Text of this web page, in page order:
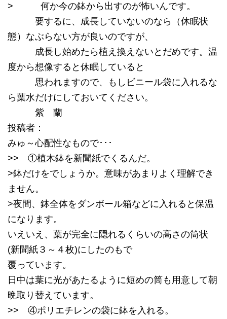
> 何か今の鉢から出すのが怖いんです。
要するに、成長していないのなら（休眠状
態）なぶらない方が良いのですが、
成長し始めたら植え換えないとだめです。温
度から想像すると休眠していると
思われますので、もしビニール袋に入れるな
ら葉水だけにしておいてください。
紫 蘭
投稿者：
みゅ～心配性なもので･･･
>> ①植木鉢を新聞紙でくるんだ。
>鉢だけをでしょうか。意味があまりよく理解でき
ません。
>夜間、鉢全体をダンボール箱などに入れると保温
になります。
いえいえ、葉が完全に隠れるくらいの高さの筒状
(新聞紙３～４枚)にしたのもで
覆っています。
日中は葉に光があたるように短めの筒も用意して朝
晩取り替えています。
>> ④ポリエチレンの袋に鉢を入れる。